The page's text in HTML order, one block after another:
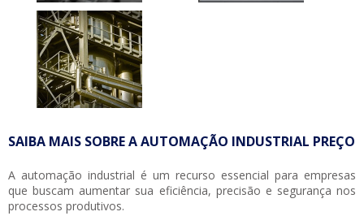
SAIBA MAIS SOBRE A AUTOMAÇÃO INDUSTRIAL PREÇO
A automação industrial é um recurso essencial para empresas
que buscam aumentar sua eficiência, precisão e segurança nos
processos produtivos.